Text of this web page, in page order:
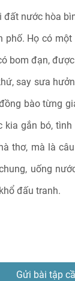
đất nước hòa
phố. Họ có
bom đạn,
say sưa
bào từng
kia gắn bó,
thơ, mà là
uống
đấu tranh.
Gửi bài tập